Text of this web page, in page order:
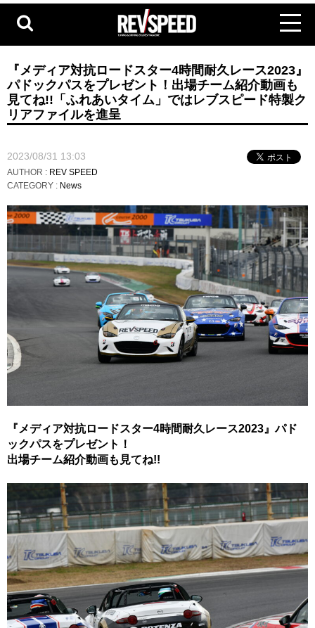
『メディア対抗ロードスター4時間耐久レース2023』
パドックパスをプレゼント！出場チーム紹介動画も
見てね!!「ふれあいタイム」ではレブスピード特製ク
リアファイルを進呈
2023/08/31 13:03
AUTHOR : REV SPEED
CATEGORY : News
『メディア対抗ロードスター4時間耐久レース2023』パド
ックパスをプレゼント！
出場チーム紹介動画も見てね!!